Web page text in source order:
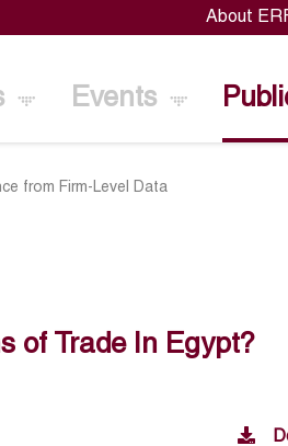
About
Events
from Firm-Level Data
of Trade In Egypt?